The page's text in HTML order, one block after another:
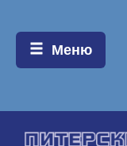
Меню:
Меню